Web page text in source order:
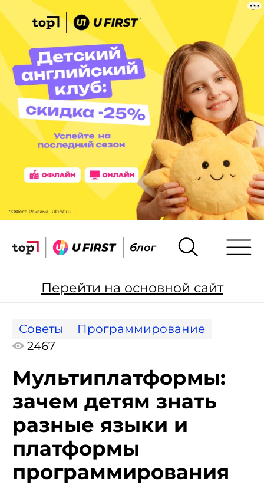
Перейти на основной сайт
Советы
Программирование
2467
Мультиплатформы:
зачем детям знать
разные языки и
платформы
программирования